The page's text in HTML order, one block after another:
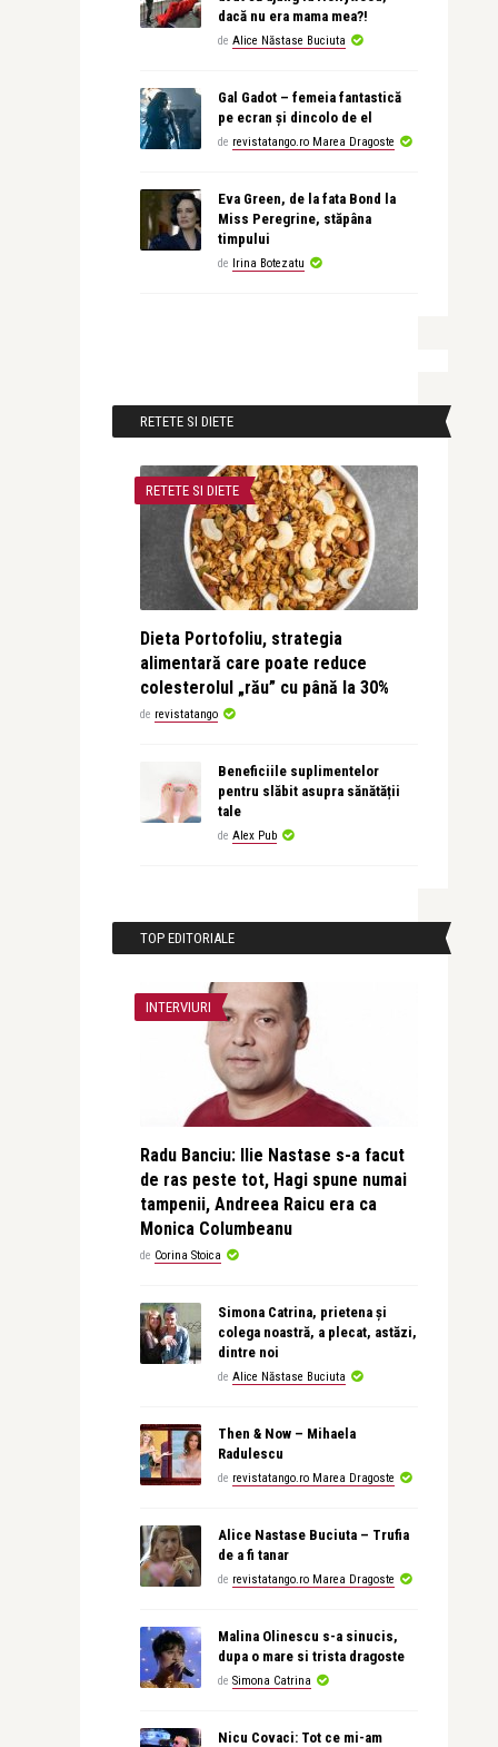
dacă nu era mama mea?!
de Alice Năstase Buciuta
Gal Gadot – femeia fantastică
pe ecran și dincolo de el
de revistatango.ro Marea Dragoste
Eva Green, de la fata Bond la
Miss Peregrine, stăpâna
timpului
de Irina Botezatu
RETETE SI DIETE
RETETE SI DIETE
Dieta Portofoliu, strategia
alimentară care poate reduce
colesterolul „rău” cu până la 30%
de revistatango
Beneficiile suplimentelor
pentru slăbit asupra sănătății
tale
de Alex Pub
TOP EDITORIALE
INTERVIURI
Radu Banciu: Ilie Nastase s-a facut
de ras peste tot, Hagi spune numai
tampenii, Andreea Raicu era ca
Monica Columbeanu
de Corina Stoica
Simona Catrina, prietena și
colega noastră, a plecat, astăzi,
dintre noi
de Alice Năstase Buciuta
Then & Now – Mihaela
Radulescu
de revistatango.ro Marea Dragoste
Alice Nastase Buciuta – Trufia
de a fi tanar
de revistatango.ro Marea Dragoste
Malina Olinescu s-a sinucis,
dupa o mare si trista dragoste
de Simona Catrina
Nicu Covaci: Tot ce mi-am